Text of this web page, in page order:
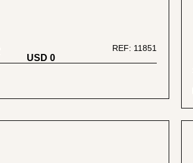
REF: 11851
USD 0